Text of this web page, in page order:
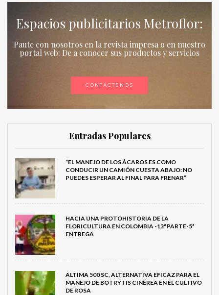
Espacios publicitarios Metroflor:
Paute con nosotros en la revista impresa o en nuestro
portal web: De a conocer sus productos y servicios
CONTÁCTENOS
Entradas Populares
“EL MANEJO DE LOS ÁCAROS ES COMO
CONDUCIR UN CAMIÓN CUESTA ABAJO: NO
PUEDES ESPERAR AL FINAL PARA FRENAR”
HACIA UNA PROTOHISTORIA DE LA
FLORICULTURA EN COLOMBIA -13ª PARTE-5ª
ENTREGA
ALTIMA 500 SC, ALTERNATIVA EFICAZ PARA EL
MANEJO DE BOTRYTIS CINÉREA EN EL CULTIVO
DE ROSA